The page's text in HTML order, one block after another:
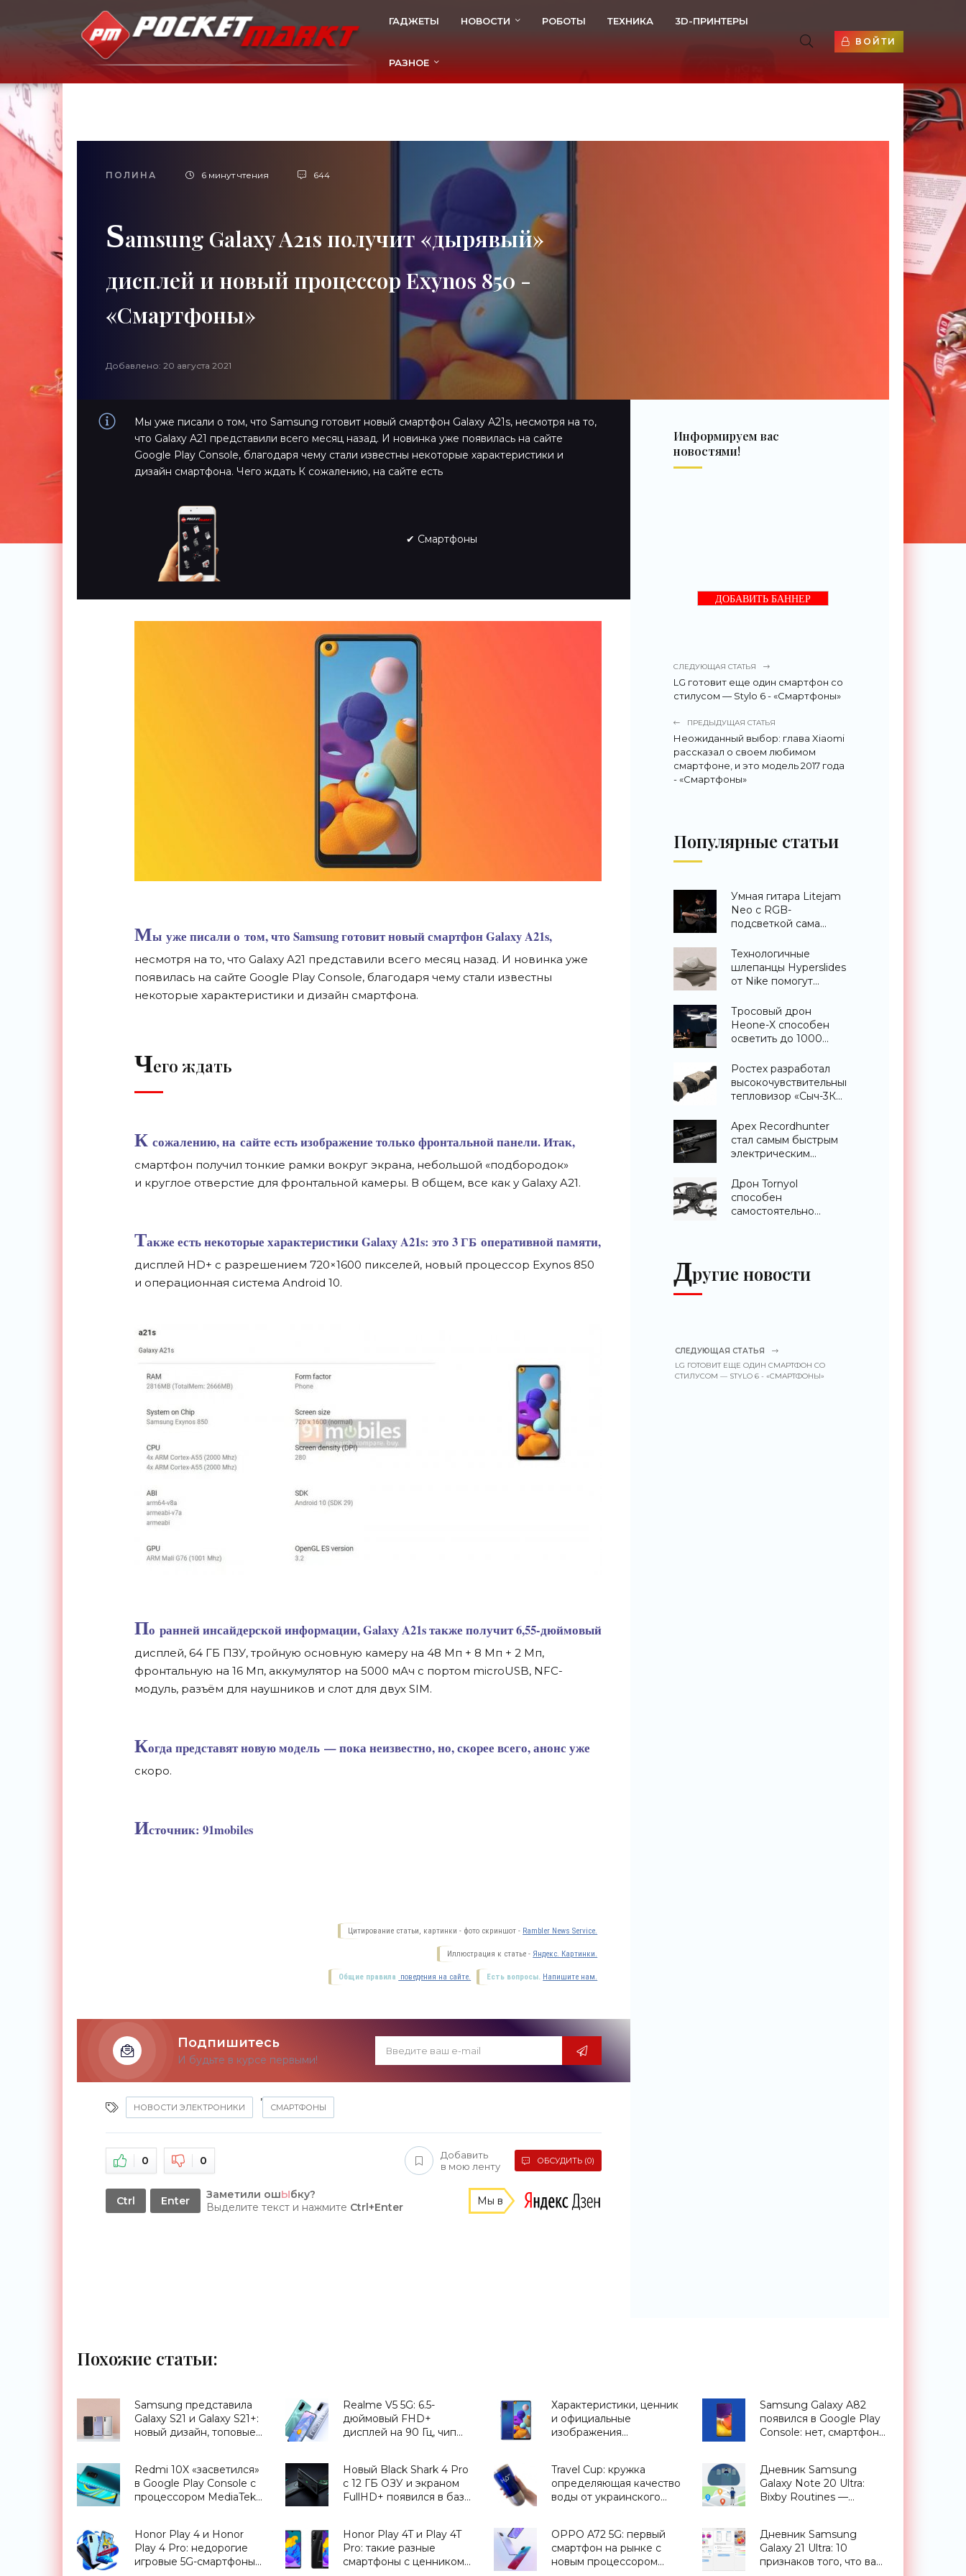
ГАДЖЕТЫ НОВОСТИ РОБОТЫ ТЕХНИКА 3D-ПРИНТЕРЫ
РАЗНОЕ
ВОЙТИ
ПОЛИНА 6 минут чтения 644
Samsung Galaxy A21s получит «дырявый»
дисплей и новый процессор Exynos 850 -
«Смартфоны»
Добавлено: 20 августа 2021
Мы уже писали о том, что Samsung готовит новый смартфон Galaxy A21s, несмотря на то,
что Galaxy A21 представили всего месяц назад. И новинка уже появилась на сайте
Google Play Console, благодаря чему стали известны некоторые характеристики и
дизайн смартфона. Чего ждать К сожалению, на сайте есть
✔ Смартфоны
Мы уже писали о том, что Samsung готовит новый смартфон Galaxy A21s,
несмотря на то, что Galaxy A21 представили всего месяц назад. И новинка уже
появилась на сайте Google Play Console, благодаря чему стали известны
некоторые характеристики и дизайн смартфона.
Чего ждать
К сожалению, на сайте есть изображение только фронтальной панели. Итак,
смартфон получил тонкие рамки вокруг экрана, небольшой «подбородок»
и круглое отверстие для фронтальной камеры. В общем, все как у Galaxy A21.
Также есть некоторые характеристики Galaxy A21s: это 3 ГБ оперативной памяти,
дисплей HD+ с разрешением 720×1600 пикселей, новый процессор Exynos 850
и операционная система Android 10.
По ранней инсайдерской информации, Galaxy A21s также получит 6,55-дюймовый
дисплей, 64 ГБ ПЗУ, тройную основную камеру на 48 Мп + 8 Мп + 2 Мп,
фронтальную на 16 Мп, аккумулятор на 5000 мАч с портом microUSB, NFC-
модуль, разъём для наушников и слот для двух SIM.
Когда представят новую модель —пока неизвестно, но, скорее всего, анонс уже
скоро.
Источник: 91mobiles
Цитирование статьи, картинки - фото скриншот - Rambler News Service.
Иллюстрация к статье - Яндекс. Картинки.
Есть вопросы. Напишите нам.
Общие правила поведения на сайте.
Подпишитесь
И будьте в курсе первыми!
НОВОСТИ ЭЛЕКТРОНИКИ
,
СМАРТФОНЫ
0 0
Добавить
в мою ленту
ОБСУДИТЬ (0)
Ctrl Enter Заметили ошЫбку?
Выделите текст и нажмите Ctrl+Enter Мы в
Информируем вас
новостями!
ДОБАВИТЬ БАННЕР
СЛЕДУЮЩАЯ СТАТЬЯ
LG готовит еще один смартфон со
стилусом — Stylo 6 - «Смартфоны»
ПРЕДЫДУЩАЯ СТАТЬЯ
Неожиданный выбор: глава Xiaomi
рассказал о своем любимом
смартфоне, и это модель 2017 года
- «Смартфоны»
Популярные статьи
Умная гитара Litejam
Neo с RGB-
подсветкой сама
«Гаджеты»
Технологичные
шлепанцы Hyperslides
от Nike помогут
ноги после
тренировки -
«Гаджеты»
Тросовый дрон
Heone-X способен
осветить до 1000
земли -
«Беспилотники»
Ростех разработал
высокочувствительный
тепловизор «Сыч-3К»
распознавания до 2
км - «Гаджеты»
Apex Recordhunter
стал самым быстрым
электрическим
«Беспилотники»
Дрон Tornyol
способен
самостоятельно
Другие новости
СЛЕДУЮЩАЯ СТАТЬЯ
LG ГОТОВИТ ЕЩЕ ОДИН СМАРТФОН СО
СТИЛУСОМ — STYLO 6 - «СМАРТФОНЫ»
Похожие статьи:
Samsung представила
Galaxy S21 и Galaxy S21+:
новый дизайн, топовые
€850 - «Смартфоны»
Realme V5 5G: 6.5-
дюймовый FHD+
дисплей на 90 Гц, чип
ценник от $214 -
«Смартфоны»
Характеристики, ценник
и официальные
изображения
сеть до анонса -
«Смартфоны»
Samsung Galaxy A82
появился в Google Play
Console: нет, смартфон
камеру, как у Galaxy A80
- «Смартфоны»
Redmi 10X «засветился»
в Google Play Console с
процессором MediaTek
Новый Black Shark 4 Pro
с 12 ГБ ОЗУ и экраном
FullHD+ появился в базе
Travel Cup: кружка
определяющая качество
воды от украинского
Дневник Samsung
Galaxy Note 20 Ultra:
Bixby Routines —
будущее - «Смартфоны»
Honor Play 4 и Honor
Play 4 Pro: недорогие
игровые 5G-смартфоны с
Honor Play 4T и Play 4T
Pro: такие разные
смартфоны с ценником
OPPO A72 5G: первый
смартфон на рынке с
новым процессором
Дневник Samsung
Galaxy 21 Ultra: 10
признаков того, что вам